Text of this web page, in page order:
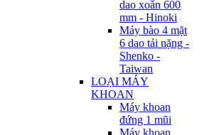
dao xoắn 600
mm - Hinoki
Máy bào 4 mặt
6 dao tải nặng -
Shenko -
Taiwan
LOẠI MÁY
KHOAN
Máy khoan
đứng 1 mũi
Máy khoan